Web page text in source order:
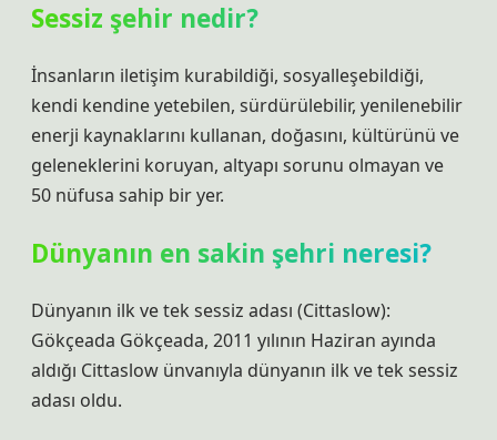
Sessiz şehir nedir?
İnsanların iletişim kurabildiği, sosyalleşebildiği,
kendi kendine yetebilen, sürdürülebilir, yenilenebilir
enerji kaynaklarını kullanan, doğasını, kültürünü ve
geleneklerini koruyan, altyapı sorunu olmayan ve
50 nüfusa sahip bir yer.
Dünyanın en sakin şehri neresi?
Dünyanın ilk ve tek sessiz adası (Cittaslow):
Gökçeada Gökçeada, 2011 yılının Haziran ayında
aldığı Cittaslow ünvanıyla dünyanın ilk ve tek sessiz
adası oldu.